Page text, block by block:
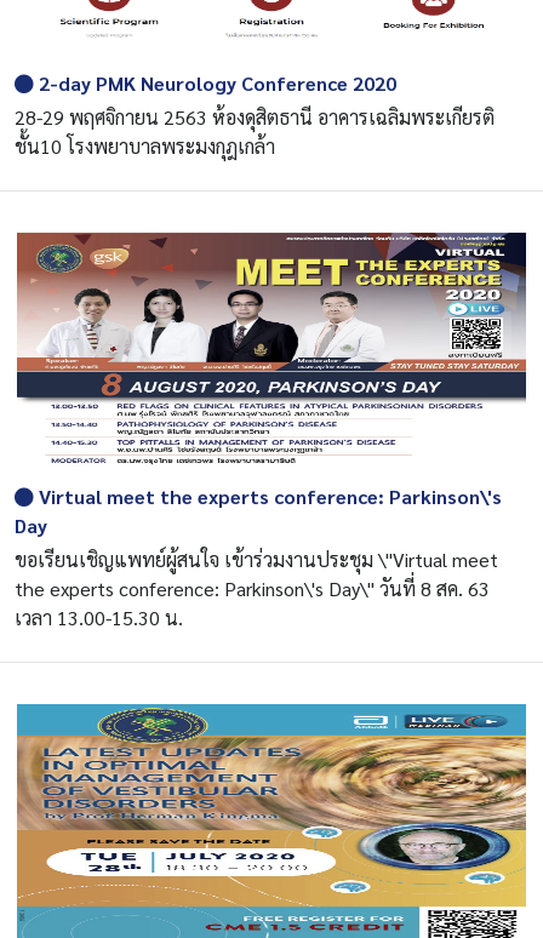
2-day PMK Neurology Conference 2020
28-29 พฤศจิกายน 2563 ห้องดุสิตธานี อาคารเฉลิมพระเกียรติ
ชั้น10 โรงพยาบาลพระมงกุฎเกล้า
Virtual meet the experts conference: Parkinson\'s
Day
ขอเรียนเชิญแพทย์ผู้สนใจ เข้าร่วมงานประชุม \"Virtual meet
the experts conference: Parkinson\'s Day\" วันที่ 8 สค. 63
เวลา 13.00-15.30 น.